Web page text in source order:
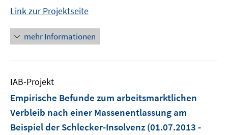
Link zur Projektseite
mehr Informationen
IAB-Projekt
Empirische Befunde zum arbeitsmarktlichen
Verbleib nach einer Massenentlassung am
Beispiel der Schlecker-Insolvenz (01.07.2013 -